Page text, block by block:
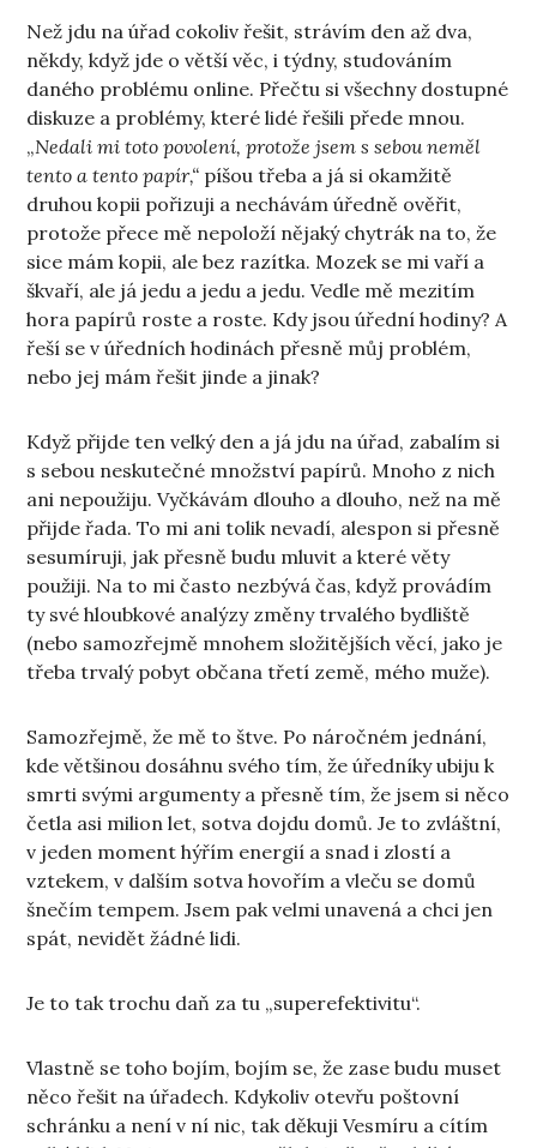
Než jdu na úřad cokoliv řešit, strávím den až dva,
někdy, když jde o větší věc, i týdny, studováním
daného problému online. Přečtu si všechny dostupné
diskuze a problémy, které lidé řešili přede mnou.
„Nedali mi toto povolení, protože jsem s sebou neměl
tento a tento papír,“ píšou třeba a já si okamžitě
druhou kopii pořizuji a nechávám úředně ověřit,
protože přece mě nepoloží nějaký chytrák na to, že
sice mám kopii, ale bez razítka. Mozek se mi vaří a
škvaří, ale já jedu a jedu a jedu. Vedle mě mezitím
hora papírů roste a roste. Kdy jsou úřední hodiny? A
řeší se v úředních hodinách přesně můj problém,
nebo jej mám řešit jinde a jinak?
Když přijde ten velký den a já jdu na úřad, zabalím si
s sebou neskutečné množství papírů. Mnoho z nich
ani nepoužiju. Vyčkávám dlouho a dlouho, než na mě
přijde řada. To mi ani tolik nevadí, alespon si přesně
sesumíruji, jak přesně budu mluvit a které věty
použiji. Na to mi často nezbývá čas, když provádím
ty své hloubkové analýzy změny trvalého bydliště
(nebo samozřejmě mnohem složitějších věcí, jako je
třeba trvalý pobyt občana třetí země, mého muže).
Samozřejmě, že mě to štve. Po náročném jednání,
kde většinou dosáhnu svého tím, že úředníky ubiju k
smrti svými argumenty a přesně tím, že jsem si něco
četla asi milion let, sotva dojdu domů. Je to zvláštní,
v jeden moment hýřím energií a snad i zlostí a
vztekem, v dalším sotva hovořím a vleču se domů
šnečím tempem. Jsem pak velmi unavená a chci jen
spát, nevidět žádné lidi.
Je to tak trochu daň za tu „superefektivitu“.
Vlastně se toho bojím, bojím se, že zase budu muset
něco řešit na úřadech. Kdykoliv otevřu poštovní
schránku a není v ní nic, tak děkuji Vesmíru a cítím